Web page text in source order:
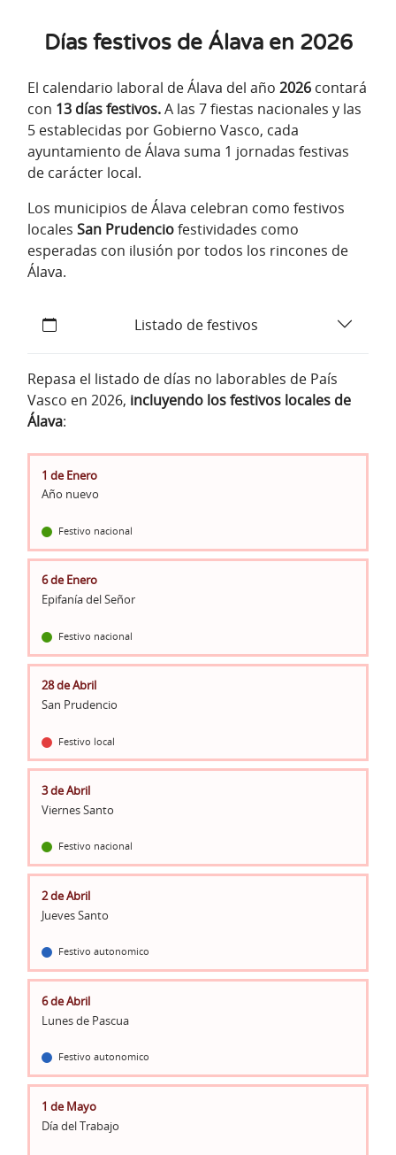
Días festivos de Álava en 2026
El calendario laboral de Álava del año 2026 contará
con 13 días festivos.A las 7 fiestas nacionales y las
5 establecidas por Gobierno Vasco, cada
ayuntamiento de Álava suma 1 jornadas festivas
de carácter local.
Los municipios de Álava celebran como festivos
locales San Prudenciofestividades como
esperadas con ilusión por todos los rincones de
Álava.
Listado de festivos
Repasa el listado de días no laborables de País
Vasco en 2026, incluyendo los festivos locales de
Álava:
1 de Enero
Año nuevo
Festivo nacional
6 de Enero
Epifanía del Señor
Festivo nacional
28 de Abril
San Prudencio
Festivo local
3 de Abril
Viernes Santo
Festivo nacional
2 de Abril
Jueves Santo
Festivo autonomico
6 de Abril
Lunes de Pascua
Festivo autonomico
1 de Mayo
Día del Trabajo